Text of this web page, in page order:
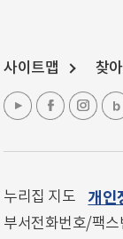
사이트맵 찾
누리집 지도 개인
부서전화번호/팩스